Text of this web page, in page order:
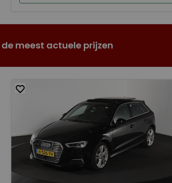
meest actuele prijzen